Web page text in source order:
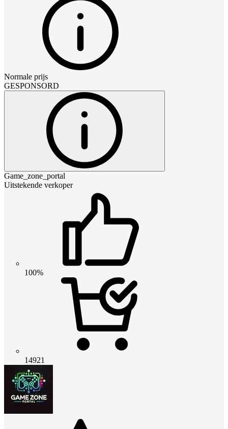
Normale prijs
GESPONSORD
Game_zone_portal
Uitstekende verkoper
100%
14921